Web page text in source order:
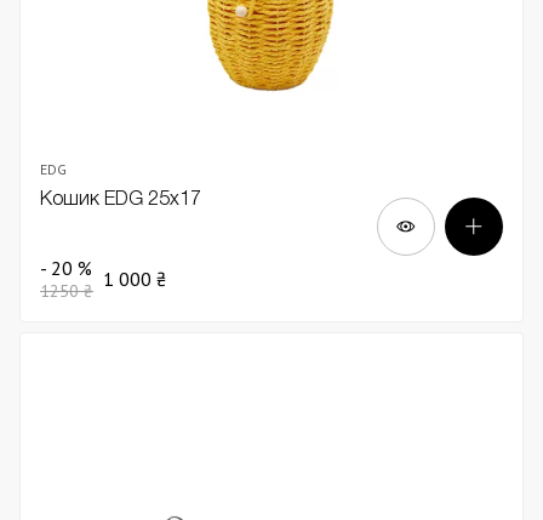
EDG
Кошик EDG 25х17
- 20 %
1250 ₴ 1 000 ₴